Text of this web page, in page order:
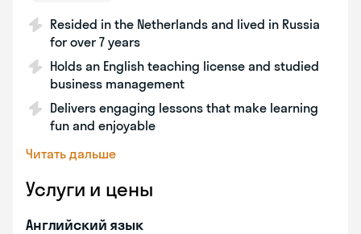
Resided in the Netherlands and lived in Russia
for over 7 years
Holds an English teaching license and studied
business management
Delivers engaging lessons that make learning
fun and enjoyable
Читать дальше
Услуги и цены
Английский язык